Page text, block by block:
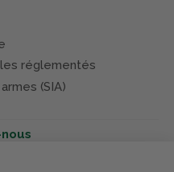
réglementés
(SIA)